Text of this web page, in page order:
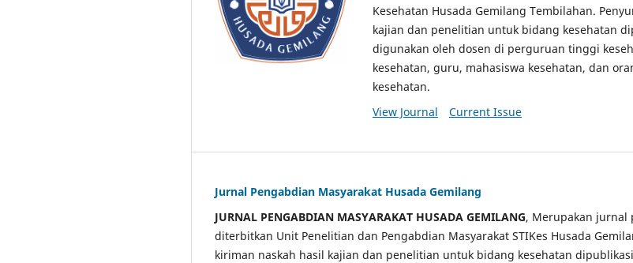
Kesehatan Husada Gemilang Tembilahan.
kajian dan penelitian untuk bidang kesehatan
digunakan oleh dosen di perguruan tinggi
kesehatan, guru, mahasiswa kesehatan, dan
kesehatan.
View Journal
Current Issue
Jurnal Pengabdian Masyarakat Husada Gemilang
JURNAL PENGABDIAN MASYARAKAT HUSADA GEMILANG, Merupakan jurnal
diterbitkan Unit Penelitian dan Pengabdian Masyarakat STIKes Husada
kiriman naskah hasil kajian dan penelitian untuk bidang kesehatan